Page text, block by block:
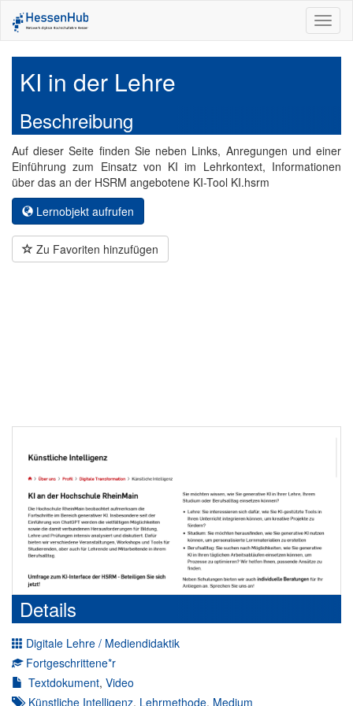
KI in der Lehre
Beschreibung
Auf dieser Seite finden Sie neben Links, Anregungen und einer
Einführung zum Einsatz von KI im Lehrkontext, Informationen
über das an der HSRM angebotene KI-Tool KI.hsrm
Lernobjekt aufrufen
Zu Favoriten hinzufügen
Details
Digitale Lehre / Mediendidaktik
Fortgeschrittene*r
Textdokument, Video
Künstliche Intelligenz, Lehrmethode, Medium